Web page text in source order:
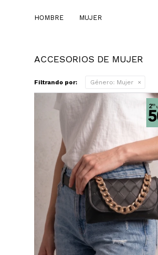
HOMBRE MUJER
ACCESORIOS DE MUJER
Filtrando por: Género: Mujer